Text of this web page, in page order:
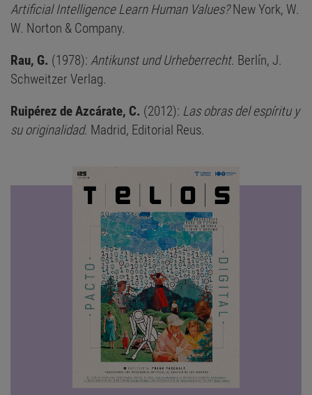
Artificial Intelligence Learn Human Values?New York, W.
W. Norton & Company.
Rau, G. (1978): Antikunst und Urheberrecht. Berlín, J.
Schweitzer Verlag.
Ruipérez de Azcárate, C. (2012): Las obras del espíritu y
su originalidad. Madrid, Editorial Reus.